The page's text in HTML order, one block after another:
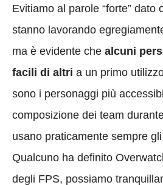
Evitiamo al parole “forte” dato
stanno lavorando
ma è evidente che alcuni
facili di altri a un primo
sono i personaggi più
composizione dei team
usano praticamente sempre
Qualcuno ha definito
degli FPS, possiamo